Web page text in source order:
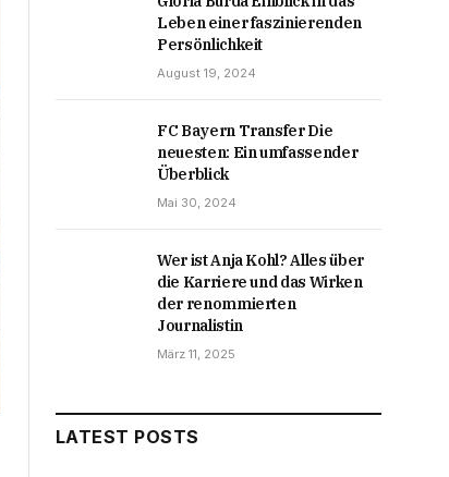
Leben einer faszinierenden
Persönlichkeit
August 19, 2024
FC Bayern Transfer Die
neuesten: Ein umfassender
Überblick
Mai 30, 2024
Wer ist Anja Kohl? Alles über
die Karriere und das Wirken
der renommierten
Journalistin
März 11, 2025
LATEST POSTS